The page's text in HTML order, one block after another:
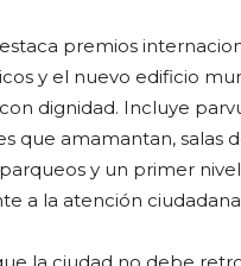
premios
y el nuevo edificio
dignidad. Incluye
que amamantan, salas
y un primer
a la atención